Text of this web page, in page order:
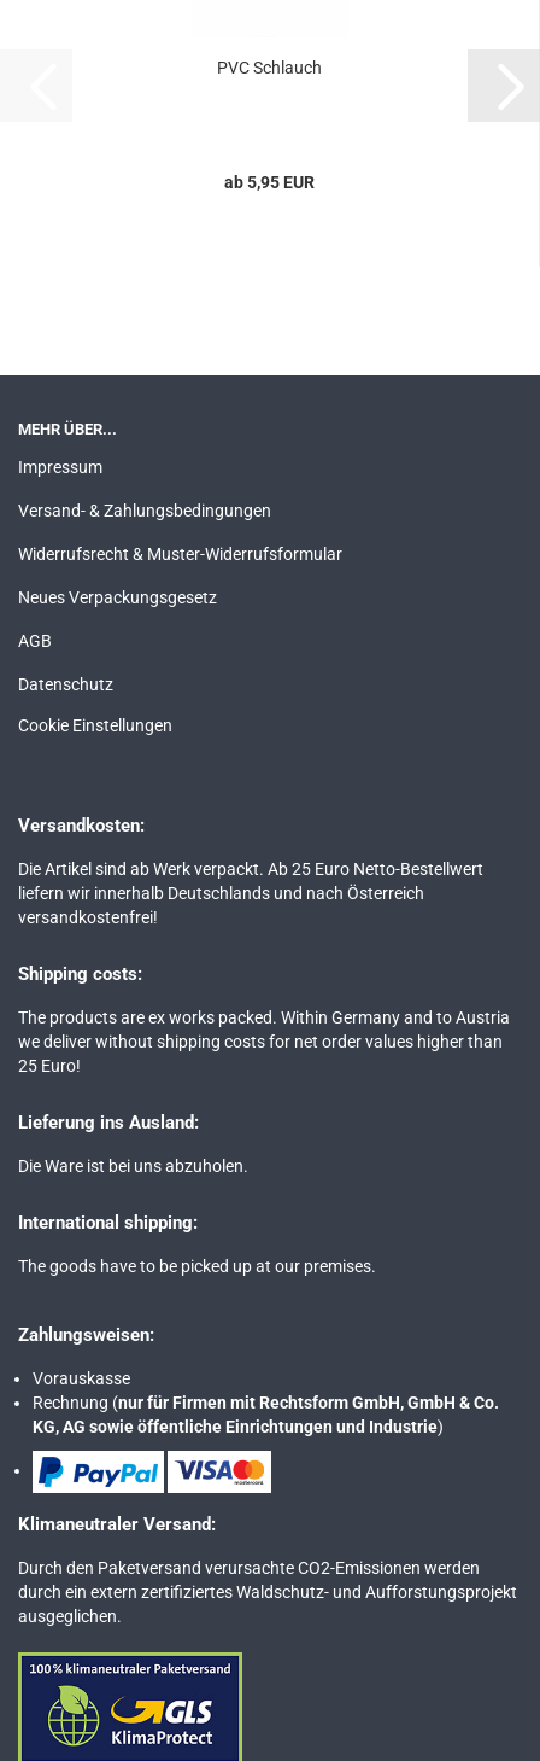
PVC Schlauch
ab 5,95 EUR
MEHR ÜBER...
Impressum
Versand- & Zahlungsbedingungen
Widerrufsrecht & Muster-Widerrufsformular
Neues Verpackungsgesetz
AGB
Datenschutz
Cookie Einstellungen
Versandkosten:
Die Artikel sind ab Werk verpackt. Ab 25 Euro Netto-Bestellwert
liefern wir innerhalb Deutschlands und nach Österreich
versandkostenfrei!
Shipping costs:
The products are ex works packed. Within Germany and to Austria
we deliver without shipping costs for net order values higher than
25 Euro!
Lieferung ins Ausland:
Die Ware ist bei uns abzuholen.
International shipping:
The goods have to be picked up at our premises.
Zahlungsweisen:
Vorauskasse
Rechnung (nur für Firmen mit Rechtsform GmbH, GmbH & Co.
KG, AG sowie öffentliche Einrichtungen und Industrie)
Klimaneutraler Versand:
Durch den Paketversand verursachte CO2-Emissionen werden
durch ein extern zertifiziertes Waldschutz- und Aufforstungsprojekt
ausgeglichen.